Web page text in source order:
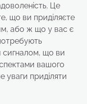
Це
що ви приділяєте
або ж що у вас є
сигналом, що ви
вашого
уваги приділяти